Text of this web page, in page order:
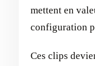
mettent en
configuration
Ces clips